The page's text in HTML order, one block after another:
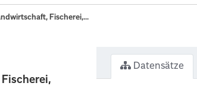
Fischerei,...
Datensätze